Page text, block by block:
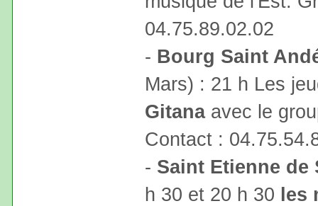
04.75.89.02.02
- Bourg Saint
Mars) : 21 h Les
Gitanaavec le
Contact :
- Saint Etienne de
h 30 et 20 h 30 les